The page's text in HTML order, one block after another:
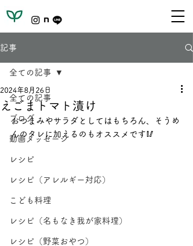
記事
全ての記事
ブログ
動画メッセージ
レシピ
レシピ（アレルギー対応）
こども料理
レシピ（名もなき我が家料理）
レシピ（野菜おやつ）
全ての記事
えごまトマト漬け
2024年8月26日
おつまみやサラダとしてはもちろん、そうめ
んのタレに加えるのもオススメです🥢